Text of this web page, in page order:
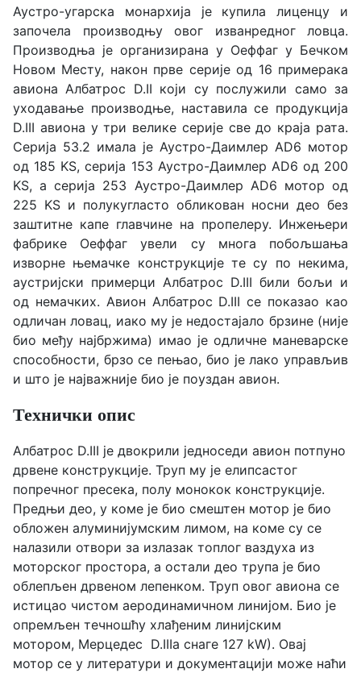
Аустро-угарска монархија је купила лиценцу и
започела производњу овог изванредног ловца.
Производња је организирана у Оеффаг у Бечком
Новом Месту, након прве серије од 16 примерака
авиона Албатрос D.II који су послужили само за
уходавање производње, наставила се продукција
D.III авиона у три велике серије све до краја рата.
Серија 53.2 имала је Аустро-Даимлер AD6 мотор
од 185 KS, серија 153 Аустро-Даимлер AD6 од 200
KS, а серија 253 Аустро-Даимлер AD6 мотор од
225 KS и полукугласто обликован носни дeо без
заштитне капе главчине на пропелеру. Инжењери
фабрике Оeффаг увели су многа побољшања
изворне њемачке конструкције те су по некима,
аустријски примерци Албатрос D.III били бољи и
од немачких. Авион Албатрос D.III се показао као
одличан ловац, иако му је недостајало брзине (није
био међу најбржима) имао је одличне маневарске
способности, брзо се пењао, био је лако управљив
и што је најважније био је поуздан авион.
Технички опис
Албатрос D.III је двокрили једноседи авион потпуно
дрвене конструкције. Труп му је елипсастог
попречног пресека, полу монокок конструкције.
Предњи део, у коме је био смештен мотор је био
обложен алуминијумским лимом, на коме су се
налазили отвори за излазак топлог ваздуха из
моторског простора, а остали део трупа је био
облепљен дрвеном лепенком. Труп овог авиона се
истицао чистом аеродинамичном линијом. Био је
опремљен течношћу хлађеним линијским
мотором, Мерцедес D.IIIа снаге 127 kW). Овај
мотор се у литератури и документацији може наћи